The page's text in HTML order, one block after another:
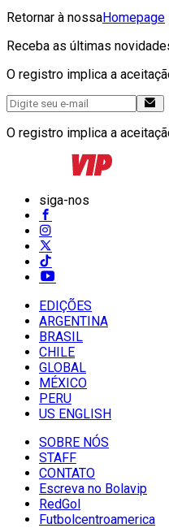
Retornar à nossaHomepage
Receba as últimas
O registro implica a
O registro implica a
siga-nos
EDIÇÕES
ARGENTINA
BRASIL
CHILE
GLOBAL
MÉXICO
PERU
US ENGLISH
SOBRE NÓS
STAFF
CONTATO
Escreva no Bolavip
RedGol
Futbolcentroamerica